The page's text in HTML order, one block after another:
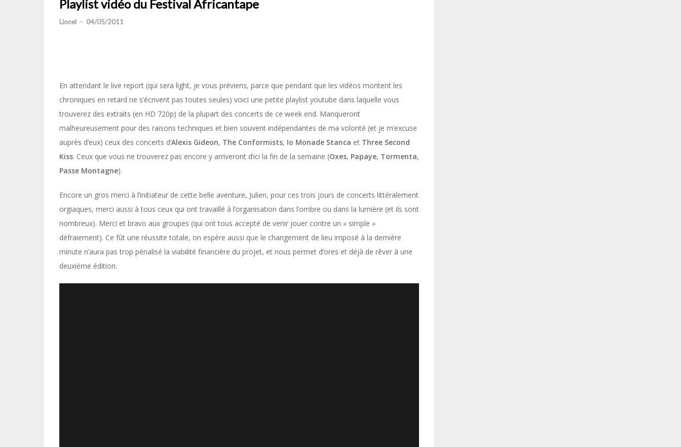
Playlist vidéo du Festival Africantape
Lionel - 04/05/2011
En attendant le live report (qui sera light, je vous préviens, parce que pendant que les vidéos montent les
chroniques en retard ne s’écrivent pas toutes seules) voici une petite playlist youtube dans laquelle vous
trouverez des extraits (en HD 720p) de la plupart des concerts de ce week end. Manqueront
malheureusement pour des raisons techniques et bien souvent indépendantes de ma volonté (et je m’excuse
auprès d’eux) ceux des concerts d’Alexis Gideon, The Conformists, Io Monade Stanca et Three Second
Kiss. Ceux que vous ne trouverez pas encore y arriveront d’ici la fin de la semaine (Oxes, Papaye, Tormenta,
Passe Montagne).
Encore un gros merci à l’initiateur de cette belle aventure, Julien, pour ces trois jours de concerts littéralement
orgiaques, merci aussi à tous ceux qui ont travaillé à l’organisation dans l’ombre ou dans la lumière (et ils sont
nombreux). Merci et bravo aux groupes (qui ont tous accepté de venir jouer contre un « simple »
défraiement). Ce fût une réussite totale, on espère aussi que le changement de lieu imposé à la dernière
minute n’aura pas trop pénalisé la viabilité financière du projet, et nous permet d’ores et déjà de rêver à une
deuxième édition.